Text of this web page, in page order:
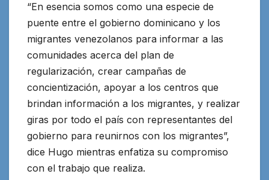
“En esencia somos como una especie de
puente entre el gobierno dominicano y los
migrantes venezolanos para informar a las
comunidades acerca del plan de
regularización, crear campañas de
concientización, apoyar a los centros que
brindan información a los migrantes, y realizar
giras por todo el país con representantes del
gobierno para reunirnos con los migrantes”,
dice Hugo mientras enfatiza su compromiso
con el trabajo que realiza.